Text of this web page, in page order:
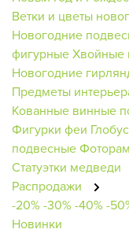
Ветки и цветы
Новогодние
фигурныеХвойные
Новогодние
Предметы
Кованные винные
Фигурки феи
подвесные
Статуэтки медведи
Распродажи
-20%-30%-40%-
Новинки